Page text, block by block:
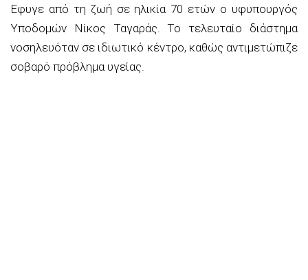
Εφυγε από τη ζωή σε ηλικία 70 ετών ο υφυπουργός
Υποδομών Νίκος Ταγαράς. Το τελευταίο διάστημα
νοσηλευόταν σε ιδιωτικό κέντρο, καθώς αντιμετώπιζε
σοβαρό πρόβλημα υγείας.